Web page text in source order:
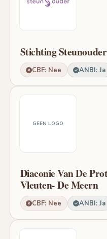
Stichting
CBF: Nee ANBI: Ja
GEEN LOGO
Diaconie Van De
Vleuten- De Meern
CBF: Nee ANBI: Ja